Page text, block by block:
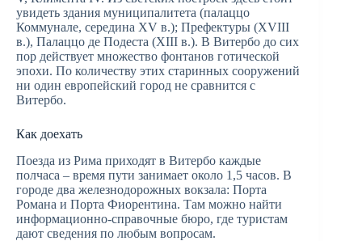
увидеть здания муниципалитета (палаццо
Коммунале, середина XV в.); Префектуры (XVIII
в.), Палаццо де Подеста (XIII в.). В Витербо до сих
пор действует множество фонтанов готической
эпохи. По количеству этих старинных сооружений
ни один европейский город не сравнится с
Витербо.
Как доехать
Поезда из Рима приходят в Витербо каждые
полчаса – время пути занимает около 1,5 часов. В
городе два железнодорожных вокзала: Порта
Романа и Порта Фиорентина. Там можно найти
информационно-справочные бюро, где туристам
дают сведения по любым вопросам.